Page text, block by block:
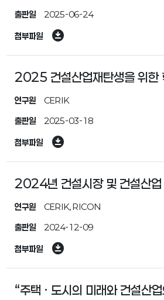
출판일 2025-06-24
첨부파일 download_for_offline
2025 건설산업재탄생을 위한
연구원 CERIK
출판일 2025-03-18
첨부파일 download_for_offline
2024년 건설시장 및 건설산업
연구원 CERIK, RICON
출판일 2024-12-09
첨부파일 download_for_offline
“주택 · 도시의 미래와 건설산업